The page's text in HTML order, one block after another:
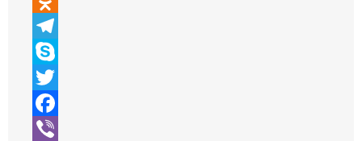
p
y
L
n
K
O
d
n
o
k
T
e
e
S
k
y
T
w
F